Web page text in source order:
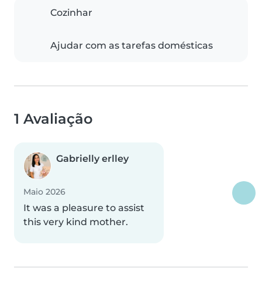
Cozinhar
Ajudar com as tarefas domésticas
1 Avaliação
Gabrielly erlley
Maio 2026
It was a pleasure to assist
this very kind mother.